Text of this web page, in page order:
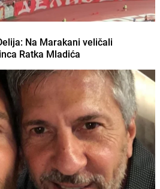
Na Marakani veličali
Ratka Mladića